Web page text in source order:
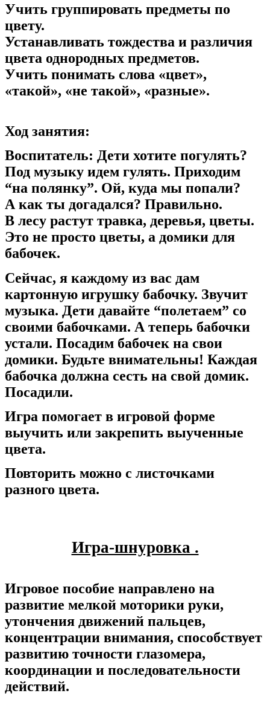
Учить группировать предметы по
цвету.
Устанавливать тождества и различия
цвета однородных предметов.
Учить понимать слова «цвет»,
«такой», «не такой», «разные».
Ход занятия:
Воспитатель: Дети хотите погулять?
Под музыку идем гулять. Приходим
“на полянку”. Ой, куда мы попали?
А как ты догадался? Правильно.
В лесу растут травка, деревья, цветы.
Это не просто цветы, а домики для
бабочек.
Сейчас, я каждому из вас дам
картонную игрушку бабочку. Звучит
музыка. Дети давайте “полетаем” со
своими бабочками. А теперь бабочки
устали. Посадим бабочек на свои
домики. Будьте внимательны! Каждая
бабочка должна сесть на свой домик.
Посадили.
Игра помогает в игровой форме
выучить или закрепить выученные
цвета.
Повторить можно с листочками
разного цвета.
Игра-шнуровка .
Игровое пособие направлено на
развитие мелкой моторики руки,
утончения движений пальцев,
концентрации внимания, способствует
развитию точности глазомера,
координации и последовательности
действий.